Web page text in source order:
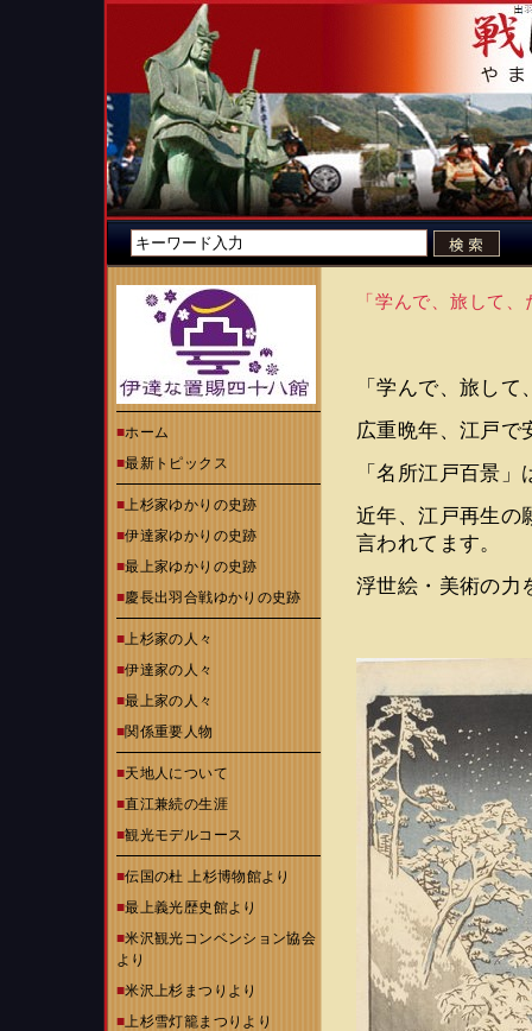
■ホーム
■最新トピックス
■上杉家ゆかりの史跡
■伊達家ゆかりの史跡
■最上家ゆかりの史跡
■慶長出羽合戦ゆかりの史跡
■上杉家の人々
■伊達家の人々
■最上家の人々
■関係重要人物
■天地人について
■直江兼続の生涯
■観光モデルコース
■伝国の杜 上杉博物館より
■最上義光歴史館より
■米沢観光コンベンション協会
より
■米沢上杉まつりより
■上杉雪灯籠まつりより
「学んで、旅して
「学んで、旅し
広重晩年、江戸で
「名所江戸百景
近年、江戸再生の
言われてます。
浮世絵・美術の力